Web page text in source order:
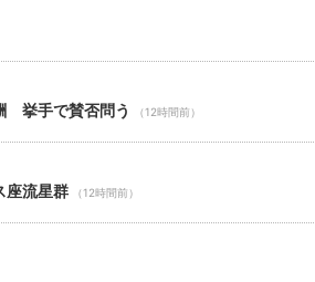
挙手で賛否問う （12時間前）
流星群 （12時間前）